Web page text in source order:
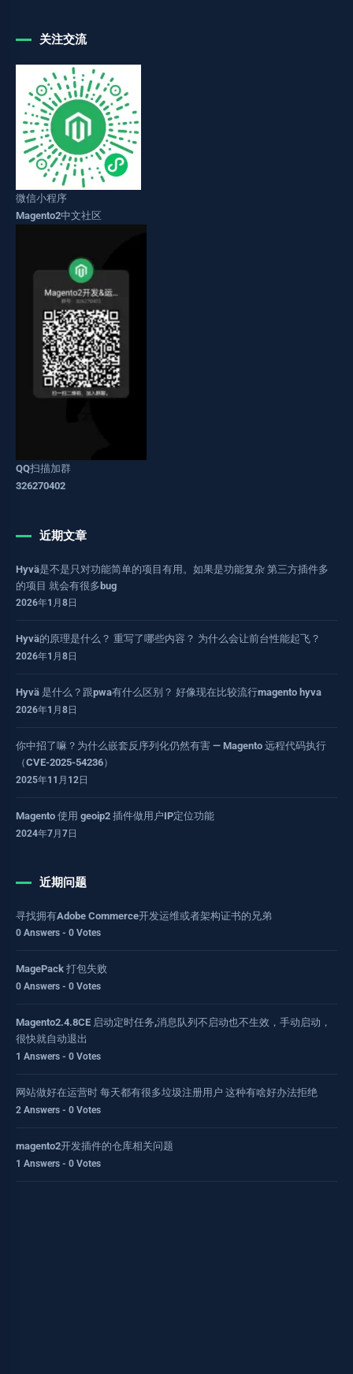
关注交流
微信小程序
Magento2中文社区
QQ扫描加群
326270402
近期文章
Hyvä是不是只对功能简单的项目有用。如果是功能复杂 第三方插件多
的项目 就会有很多bug
2026年1月8日
Hyvä的原理是什么？ 重写了哪些内容？ 为什么会让前台性能起飞？
2026年1月8日
Hyvä 是什么？跟pwa有什么区别？ 好像现在比较流行magento hyva
2026年1月8日
你中招了嘛？为什么嵌套反序列化仍然有害 — Magento 远程代码执行
（CVE-2025-54236）
2025年11月12日
Magento 使用 geoip2 插件做用户IP定位功能
2024年7月7日
近期问题
寻找拥有Adobe Commerce开发运维或者架构证书的兄弟
0 Answers - 0 Votes
MagePack 打包失败
0 Answers - 0 Votes
Magento2.4.8CE 启动定时任务,消息队列不启动也不生效，手动启动，
很快就自动退出
1 Answers - 0 Votes
网站做好在运营时 每天都有很多垃圾注册用户 这种有啥好办法拒绝
2 Answers - 0 Votes
magento2开发插件的仓库相关问题
1 Answers - 0 Votes